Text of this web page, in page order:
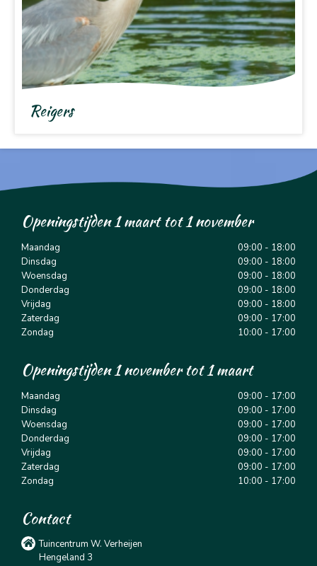
Reigers
Openingstijden 1 maart tot 1 november
Maandag
09:00 - 18:00
Dinsdag
09:00 - 18:00
Woensdag
09:00 - 18:00
Donderdag
09:00 - 18:00
Vrijdag
09:00 - 18:00
Zaterdag
09:00 - 17:00
Zondag
10:00 - 17:00
Openingstijden 1 november tot 1 maart
Maandag
09:00 - 17:00
Dinsdag
09:00 - 17:00
Woensdag
09:00 - 17:00
Donderdag
09:00 - 17:00
Vrijdag
09:00 - 17:00
Zaterdag
09:00 - 17:00
Zondag
10:00 - 17:00
Contact
Tuincentrum W. Verheijen
Hengeland 3